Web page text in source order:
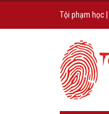
Tội phạm học